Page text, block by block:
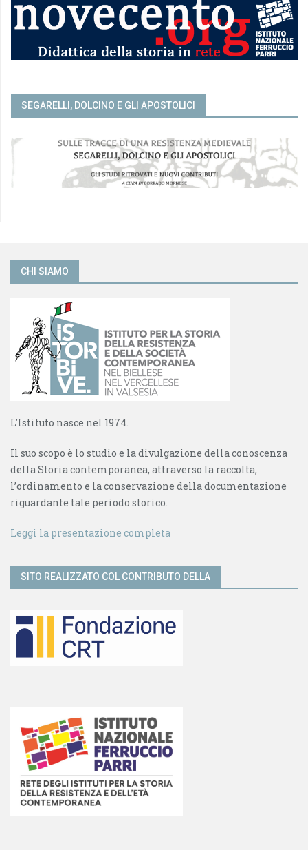
SEGARELLI, DOLCINO E GLI APOSTOLICI
CHI SIAMO
L'Istituto nasce nel 1974.
Il suo scopo è lo studio e la divulgazione della conoscenza
della Storia contemporanea, attraverso la raccolta,
l’ordinamento e la conservazione della documentazione
riguardante tale periodo storico.
Leggi la presentazione completa
SITO REALIZZATO COL CONTRIBUTO DELLA